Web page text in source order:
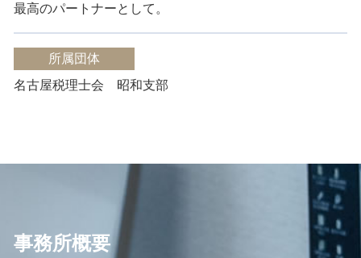
最高のパートナーとして。
所属団体
名古屋税理士会 昭和支部
事務所概要